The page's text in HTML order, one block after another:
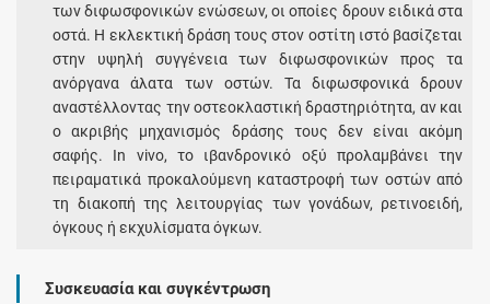
των διφωσφονικών ενώσεων, οι οποίες δρουν ειδικά στα
οστά. Η εκλεκτική δράση τους στον οστίτη ιστό βασίζεται
στην υψηλή συγγένεια των διφωσφονικών προς τα
ανόργανα άλατα των οστών. Τα διφωσφονικά δρουν
αναστέλλοντας την οστεοκλαστική δραστηριότητα, αν και
ο ακριβής μηχανισμός δράσης τους δεν είναι ακόμη
σαφής. In vivo, το ιβανδρονικό οξύ προλαμβάνει την
πειραματικά προκαλούμενη καταστροφή των οστών από
τη διακοπή της λειτουργίας των γονάδων, ρετινοειδή,
όγκους ή εκχυλίσματα όγκων.
Συσκευασία και συγκέντρωση